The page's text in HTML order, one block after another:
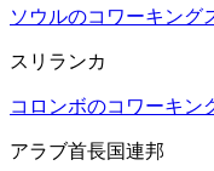
ソウルのコワーキング
スリランカ
コロンボのコワーキン
アラブ首長国連邦